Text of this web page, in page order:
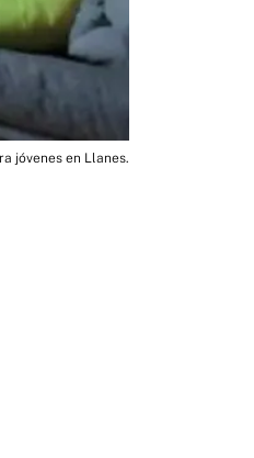
jóvenes en Llanes.